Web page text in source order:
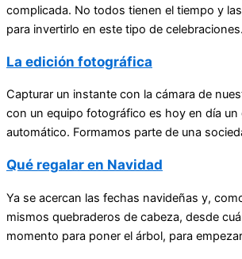
complicada. No todos tienen el tiempo y
para invertirlo en este tipo de
La edición fotográfica
Capturar un instante con la cámara de
con un equipo fotográfico es hoy en día un
automático. Formamos parte de una
Qué regalar en Navidad
Ya se acercan las fechas navideñas y,
mismos quebraderos de cabeza, desde
momento para poner el árbol, para